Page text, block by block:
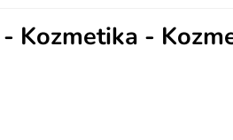
Kozmetika -